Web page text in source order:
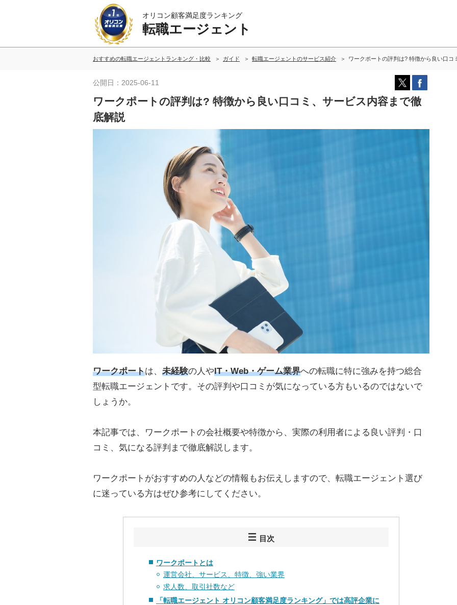
オリコン顧客満足度ランキング
転職エージェント
おすすめの転職エージェントランキング・比較 ガイド 転職エージェントのサービス紹介 ワークポートの評判は? 特徴から良い口コ
公開日：2025-06-11
ワークポートの評判は? 特徴から良い口コミ、サービス内容まで徹
底解説
ワークポートは、 未経験の人やIT・Web・ゲーム業界への転職に特に強みを持つ総合
型転職エージェントです。その評判や口コミが気になっている方もいるのではないで
しょうか。
本記事では、ワークポートの会社概要や特徴から、実際の利用者による良い評判・口
コミ、気になる評判まで徹底解説します。
ワークポートがおすすめの人などの情報もお伝えしますので、転職エージェント選び
に迷っている方はぜひ参考にしてください。
目次
ワークポートとは
運営会社、サービス、特徴、強い業界
求人数、取引社数など
「転職エージェント オリコン顧客満足度ランキング」では高評企業に